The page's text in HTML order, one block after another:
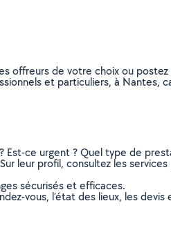
offreurs de votre choix ou
et particuliers, à Nantes,
ce urgent ? Quel type de
leur profil, consultez les
sécurisés et efficaces.
vous, l’état des lieux, les